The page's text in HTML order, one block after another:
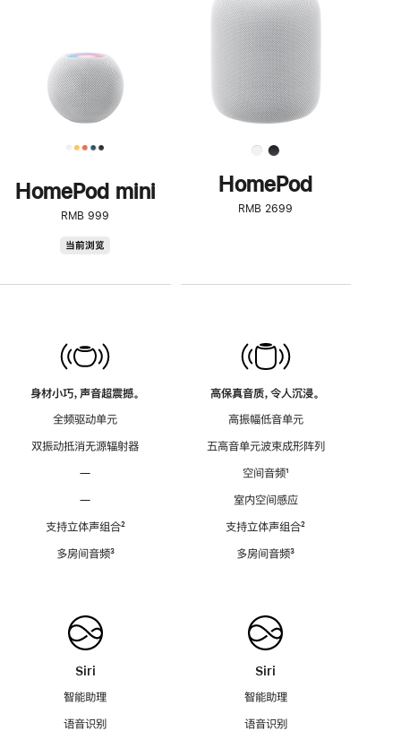
HomePod mini
RMB 999
当前浏览
身材小巧，声音超震撼。
全频驱动单元
双振动抵消无源辐射器
—
—
支持立体声组合脚
²
多房间音频脚
³
Siri
智能助理
语音识别
了
解
HomePod<
HomePod
RMB 2699
高保真音质，令人沉浸。
高振幅低音单元
五高音单元波束成形阵列
空间音频脚
¹
室内空间感应
支持立体声组合脚
²
多房间音频脚
³
Siri
智能助理
语音识别